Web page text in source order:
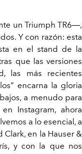
un Triumph TR6―,
Y con razón: esta
en el stand de la
que las versiones
las más recientes
encarna la gloria
a menudo para
Instagram, ahora
a lo esencial, a
en la Hauser &
y con la que nos